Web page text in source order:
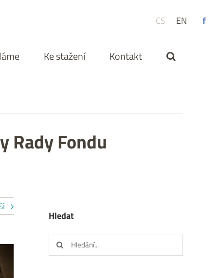
Ke stažení Kontakt
CS EN
Rady Fondu
Hledat
Hledat: